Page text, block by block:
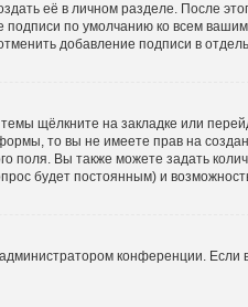
её в личном разделе. После
подписи по умолчанию ко всем
добавление подписи в
щёлкните на закладке или
то вы не имеете прав на
поля. Вы также можете задать
будет постоянным) и
конференции.